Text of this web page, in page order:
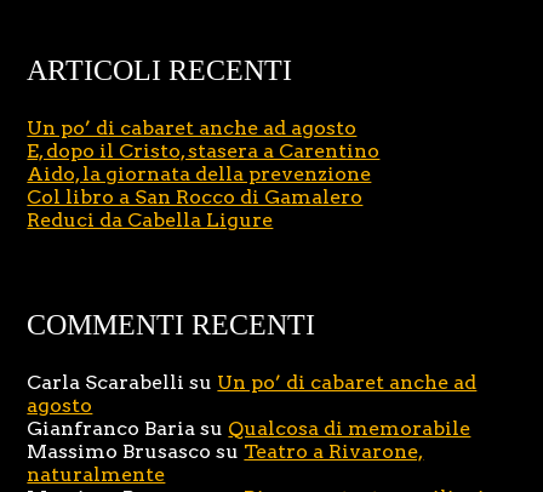
ARTICOLI RECENTI
Un po’ di cabaret anche ad agosto
E, dopo il Cristo, stasera a Carentino
Aido, la giornata della prevenzione
Col libro a San Rocco di Gamalero
Reduci da Cabella Ligure
COMMENTI RECENTI
Carla Scarabelli su Un po’ di cabaret anche ad
agosto
Gianfranco Baria su Qualcosa di memorabile
Massimo Brusasco su Teatro a Rivarone,
naturalmente